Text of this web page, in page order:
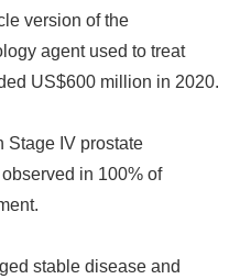
version of the
agent used to treat
US$600 million in 2020.
Stage IV prostate
in 100% of
stable disease and